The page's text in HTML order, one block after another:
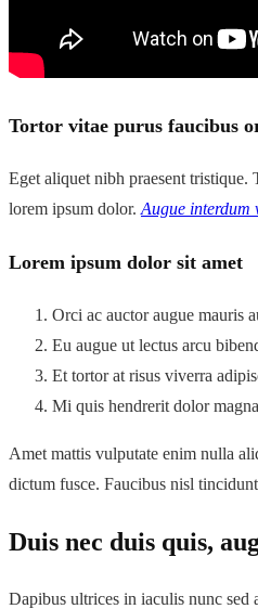
Tortor vitae purus faucibus
Eget aliquet nibh praesent tristique.
lorem ipsum dolor. Augue interdum
Lorem ipsum dolor sit amet
Orci ac auctor augue mauris
Eu augue ut lectus arcu
Et tortor at risus viverra
Mi quis hendrerit dolor
Amet mattis vulputate enim nulla
dictum fusce. Faucibus nisl
Duis nec duis quis,
Dapibus ultrices in iaculis nunc sed